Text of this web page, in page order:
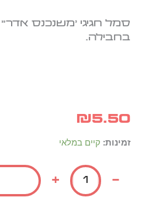
בחבילה.
₪5.50
זמינות: קיים במלאי
-
כמות
סמל
משנכנס
אדר
+